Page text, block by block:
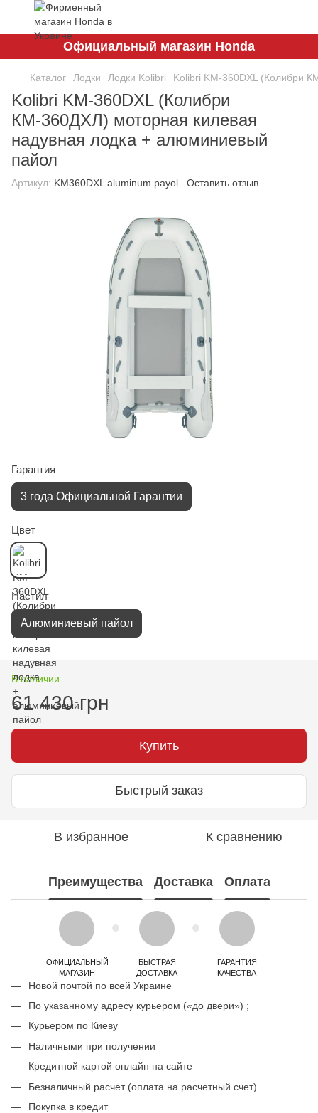
Официальный магазин Honda
Каталог Лодки Лодки Kolibri Kolibri KM-360DXL (Колибри
Kolibri KM-360DXL (Колибри
КМ-360ДХЛ) моторная килевая
надувная лодка + алюминиевый
пайол
Артикул: KM360DXL aluminum payol Оставить отзыв
Гарантия
3 года Официальной Гарантии
Цвет
Настил
Алюминиевый пайол
В наличии
61 430 грн
Купить
Быстрый заказ
В избранное К сравнению
Преимущества Доставка Оплата
ОФИЦИАЛЬНЫЙ
МАГАЗИН
БЫСТРАЯ
ДОСТАВКА
ГАРАНТИЯ
КАЧЕСТВА
Новой почтой по всей Украине
По указанному адресу курьером («до двери») ;
Курьером по Киеву
Наличными при получении
Кредитной картой онлайн на сайте
Безналичный расчет (оплата на расчетный счет)
Покупка в кредит